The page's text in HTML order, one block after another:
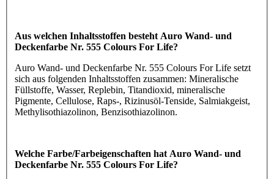
Aus welchen Inhaltsstoffen besteht Auro Wand- und
Deckenfarbe Nr. 555 Colours For Life?
Auro Wand- und Deckenfarbe Nr. 555 Colours For Life setzt
sich aus folgenden Inhaltsstoffen zusammen: Mineralische
Füllstoffe, Wasser, Replebin, Titandioxid, mineralische
Pigmente, Cellulose, Raps-, Rizinusöl-Tenside, Salmiakgeist,
Methylisothiazolinon, Benzisothiazolinon.
Welche Farbe/Farbeigenschaften hat Auro Wand- und
Deckenfarbe Nr. 555 Colours For Life?